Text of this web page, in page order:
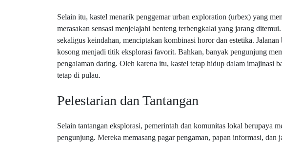
Selain itu, kastel menarik penggemar urban exploration (urbex) yang
merasakan sensasi menjelajahi benteng terbengkalai yang jarang
sekaligus keindahan, menciptakan kombinasi horor dan estetika.
kosong menjadi titik eksplorasi favorit. Bahkan, banyak pengunjung
pengalaman daring. Oleh karena itu, kastel tetap hidup dalam imajinasi
tetap di pulau.
Pelestarian dan Tantangan
Selain tantangan eksplorasi, pemerintah dan komunitas lokal berupaya
pengunjung. Mereka memasang pagar pengaman, papan informasi, dan